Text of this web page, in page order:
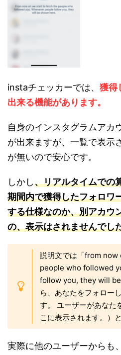
instaチェッカーでは、 獲得
出来る機能があります。
自身のインスタグラムアカ
が出来ますが、一覧で表示
が無いので安心です。
しかし、リアルタイムでの
期間内で獲得したフォロワ
する仕様なのか、別アカウ
の、表示はされませんでし
説明文では「from
people who followed
follow you, they will
ら、あなたをフォロー
す。 ユーザーがあなた
こに表示されます。）
実際に他のユーザーからも、